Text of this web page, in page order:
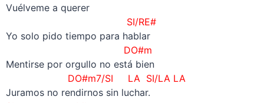
Vuélveme a querer
SI/RE#
Yo solo pido tiempo para hablar
DO#m
Mentirse por orgullo no está bien
DO#m7/SI LA SI/LA LA
Juramos no rendirnos sin luchar.